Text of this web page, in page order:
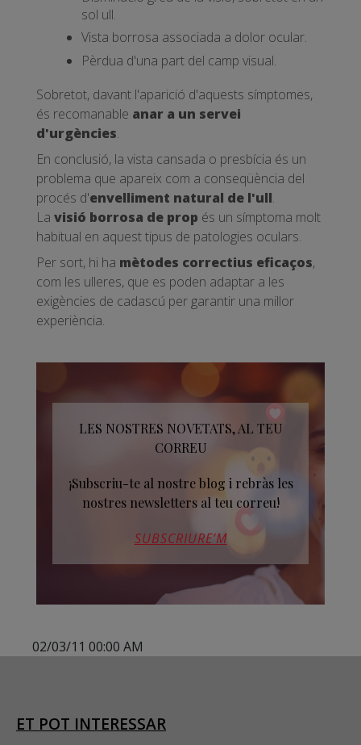
sol ull.
Vista borrosa associada a dolor ocular.
Pèrdua d'una part del camp visual.
Sobretot, davant l'aparició d'aquests símptomes,
és recomanable anar a un servei
d'urgències.
En conclusió, la vista cansada o presbícia és un
problema que apareix com a conseqüència del
procés d'envelliment natural de l'ull.
La visió borrosa de prop és un símptoma molt
habitual en aquest tipus de patologies oculars.
Per sort, hi ha mètodes correctius eficaços,
com les ulleres, que es poden adaptar a les
exigències de cadascú per garantir una millor
experiència.
LES NOSTRES NOVETATS, AL TEU
CORREU
¡Subscriu-te al nostre blog i rebràs les
nostres newsletters al teu correu!
SUBSCRIURE’M
02/03/11 00:00 AM
ET POT INTERESSAR